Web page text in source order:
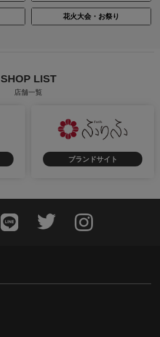
花火大会・お祭り
SHOP LIST
店舗一覧
ブランドサイト